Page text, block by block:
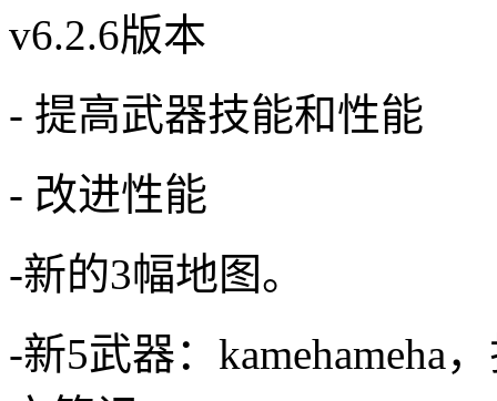
v6.2.6版本
- 提高武器技能和性能
- 改进性能
-新的3幅地图。
-新5武器：kamehameha